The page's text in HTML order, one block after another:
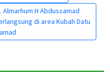
H Abdussamad
di area Kubah Datu